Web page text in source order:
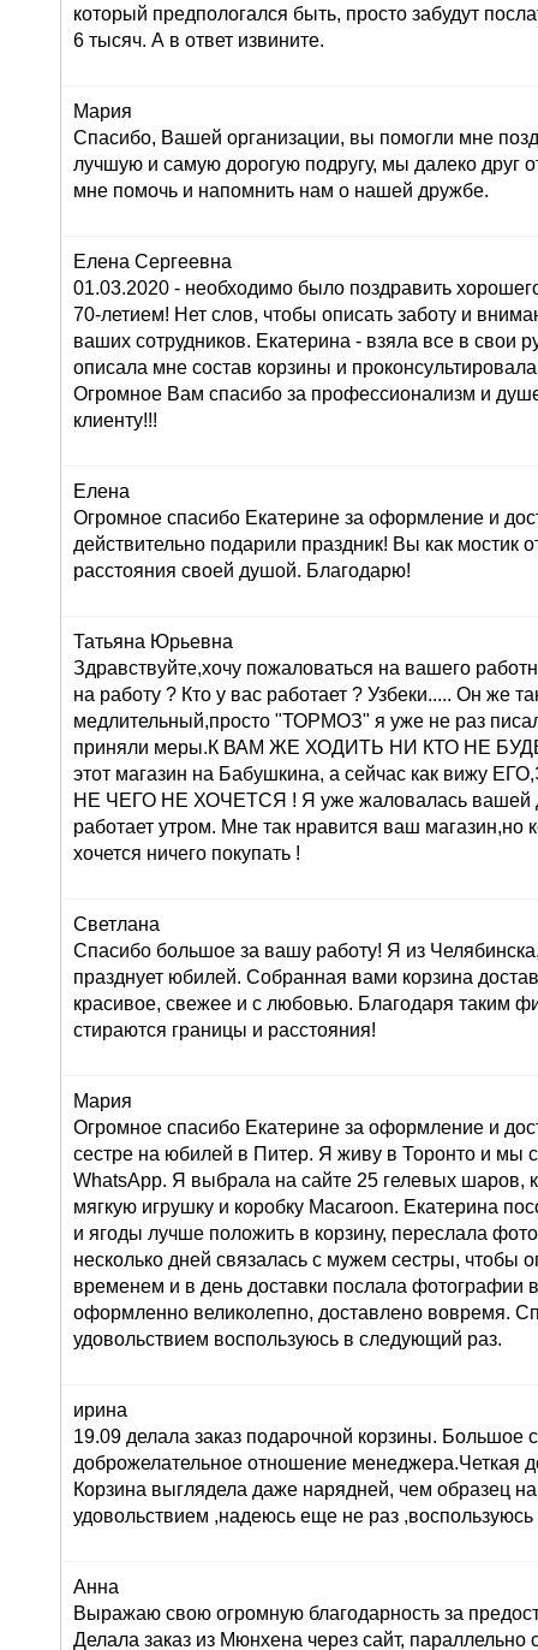
который предпологался быть, просто забудут
6 тысяч. А в ответ извините.
Мария
Спасибо, Вашей организации, вы помогли мне
лучшую и самую дорогую подругу, мы далеко друг
мне помочь и напомнить нам о нашей дружбе.
Елена Сергеевна
01.03.2020 - необходимо было поздравить
70-летием! Нет слов, чтобы описать заботу и
ваших сотрудников. Екатерина - взяла все в свои
описала мне состав корзины и
Огромное Вам спасибо за профессионализм и
клиенту!!!
Елена
Огромное спасибо Екатерине за оформление и
действительно подарили праздник! Вы как мостик
расстояния своей душой. Благодарю!
Татьяна Юрьевна
Здравствуйте,хочу пожаловаться на вашего
на работу ? Кто у вас работает ? Узбеки..... Он же
медлительный,просто "ТОРМОЗ" я уже не раз
приняли меры.К ВАМ ЖЕ ХОДИТЬ НИ КТО НЕ
этот магазин на Бабушкина, а сейчас как вижу
НЕ ЧЕГО НЕ ХОЧЕТСЯ ! Я уже жаловалась вашей
работает утром. Мне так нравится ваш магазин,но
хочется ничего покупать !
Светлана
Спасибо большое за вашу работу! Я из
празднует юбилей. Собранная вами корзина
красивое, свежее и с любовью. Благодаря таким
стираются границы и расстояния!
Мария
Огромное спасибо Екатерине за оформление и
сестре на юбилей в Питер. Я живу в Торонто и мы
WhatsApp. Я выбрала на сайте 25 гелевых шаров,
мягкую игрушку и коробку Macaroon. Екатерина
и ягоды лучше положить в корзину, переслала
несколько дней связалась с мужем сестры, чтобы
временем и в день доставки послала фотографии
оформленно великолепно, доставлено вовремя.
удовольствием воспользуюсь в следующий раз.
ирина
19.09 делала заказ подарочной корзины. Большое
доброжелательное отношение менеджера.Четкая
Корзина выглядела даже нарядней, чем образец
удовольствием ,надеюсь еще не раз
Анна
Выражаю свою огромную благодарность за
Делала заказ из Мюнхена через сайт, параллельно